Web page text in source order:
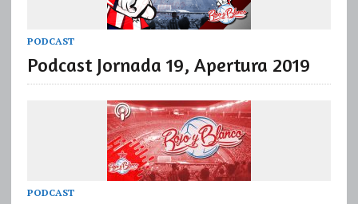
PODCAST
Podcast Jornada 19, Apertura 2019
PODCAST